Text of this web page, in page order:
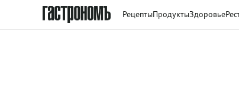
РецептыПродуктыЗдоровье